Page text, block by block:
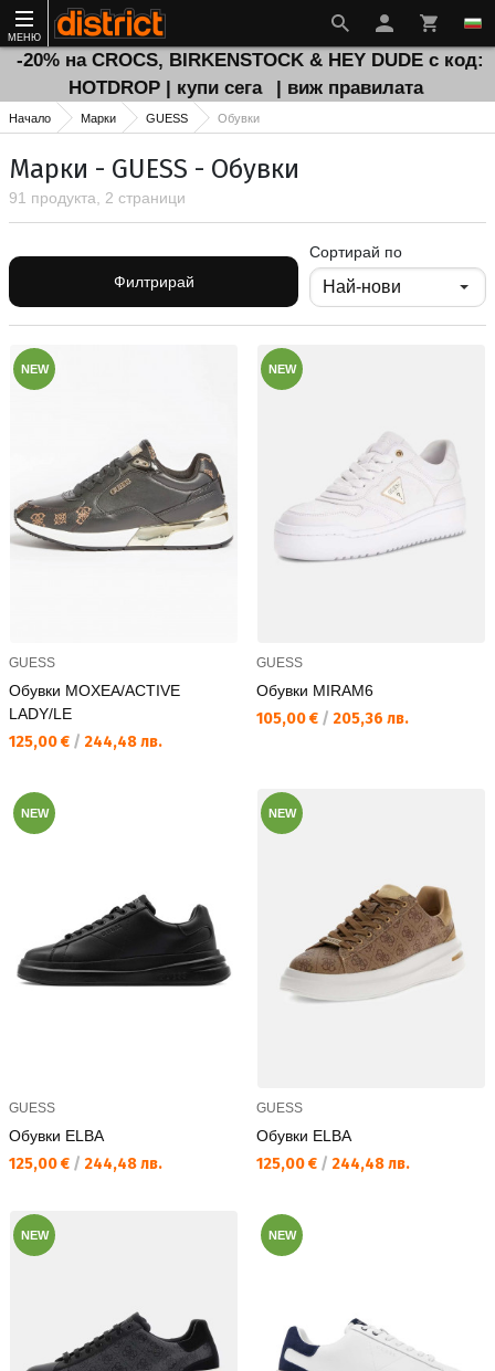
МЕНЮ
-20% на CROCS, BIRKENSTOCK & HEY DUDE с код:
HOTDROP | купи сега
| виж правилата
Начало Марки GUESS Обувки
Марки - GUESS - Обувки
91 продукта, 2 страници
Филтрирай
Сортирай по
NEW
GUESS
Обувки MOXEA/ACTIVE
LADY/LE
Текуща цена:
125,00 € / 244,48 лв.
NEW
GUESS
Обувки MIRAM6
Текуща цена:
105,00 € / 205,36 лв.
NEW
GUESS
Обувки ELBA
Текуща цена:
125,00 € / 244,48 лв.
NEW
GUESS
Обувки ELBA
Текуща цена:
125,00 € / 244,48 лв.
NEW NEW